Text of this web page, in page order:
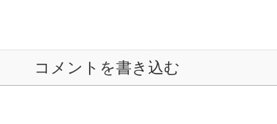
コメントを書き込む